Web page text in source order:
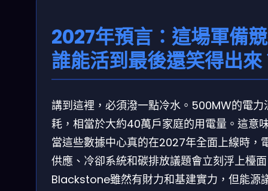
2027年預言：這場軍備
誰能活到最後還笑得出來
講到這裡，必須潑一點冷水。500MW的電力
耗，相當於大約40萬戶家庭的用電量。這意
當這些數據中心真的在2027年全面上線時，
供應、冷卻系統和碳排放議題會立刻浮上檯
Blackstone雖然有財力和基建實力，但能源